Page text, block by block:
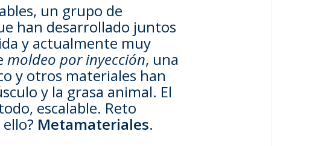
un grupo de
han desarrollado juntos
y actualmente muy
moldeo por inyección, una
y otros materiales han
y la grasa animal. El
escalable. Reto
Metamateriales.